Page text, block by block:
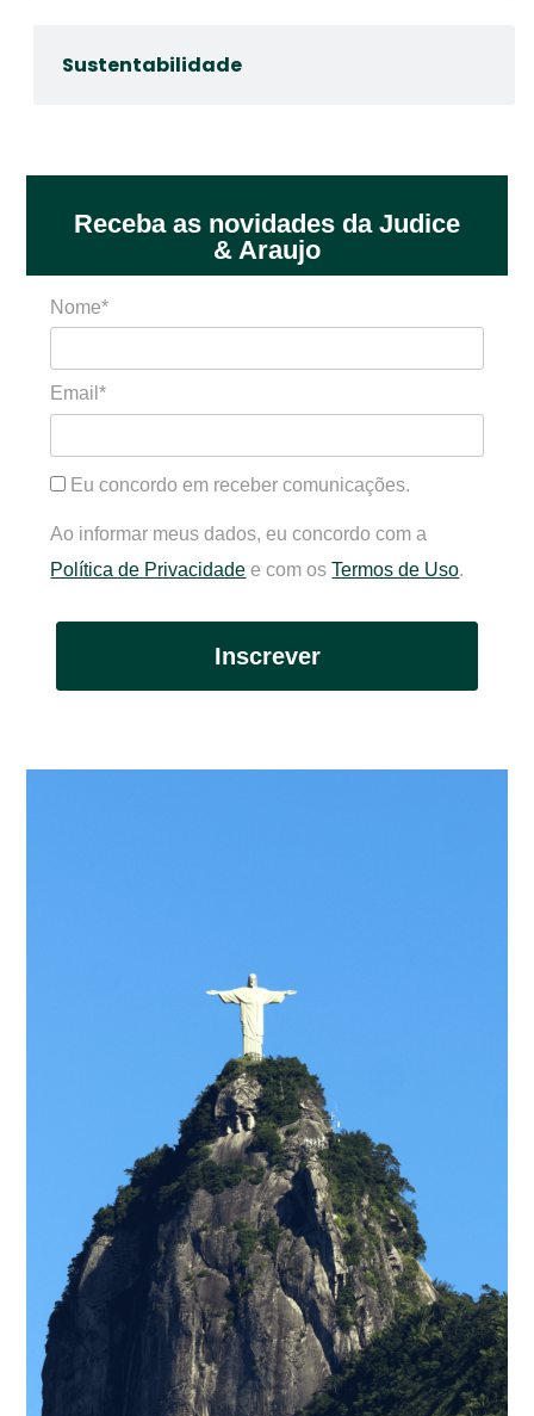
Sustentabilidade
Receba as novidades da Judice
& Araujo
Nome*
Email*
Eu concordo em receber comunicações.
Ao informar meus dados, eu concordo com a
Política de Privacidade e com osTermos de Uso.
Inscrever